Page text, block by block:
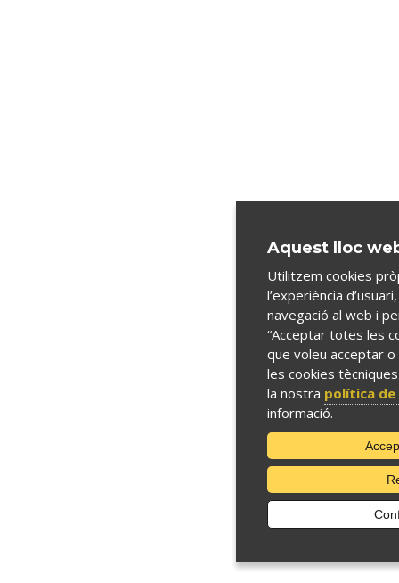
Aquest lloc
Utilitzem cookies
l’experiència
navegació al web i
“Acceptar totes les
que voleu acceptar
les cookies
la nostra política de
informació.